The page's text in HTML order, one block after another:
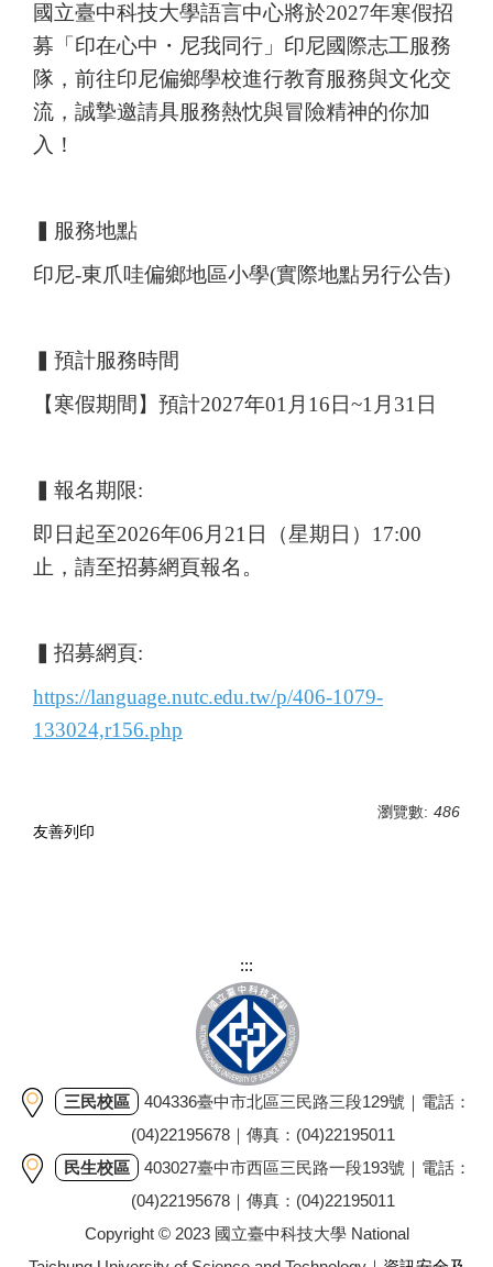
國立臺中科技大學語言中心將於2027年寒假招
募「印在心中・尼我同行」印尼國際志工服務
隊，前往印尼偏鄉學校進行教育服務與文化交
流，誠摯邀請具服務熱忱與冒險精神的你加
入！
▍服務地點
印尼-東爪哇偏鄉地區小學(實際地點另行公告)
▍預計服務時間
【寒假期間】預計2027年01月16日~1月31日
▍報名期限:
即日起至2026年06月21日（星期日）17:00
止，請至招募網頁報名。
▍招募網頁:
https://language.nutc.edu.tw/p/406-1079-
133024,r156.php
瀏覽數: 486
友善列印
:::
三民校區
404336臺中市北區三民路三段129號｜電話：
(04)22195678｜傳真：(04)22195011
民生校區
403027臺中市西區三民路一段193號｜電話：
(04)22195678｜傳真：(04)22195011
Copyright © 2023 國立臺中科技大學 National